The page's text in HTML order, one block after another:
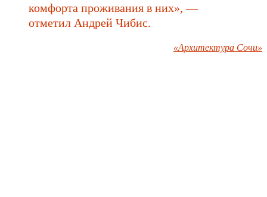
комфорта проживания в них», —
отметил Андрей Чибис.
«Архитектура Сочи»